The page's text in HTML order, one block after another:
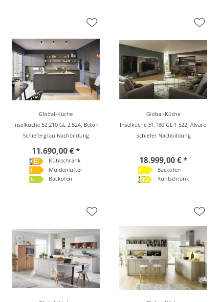
Global-Küche
Inselküche 52.210 GL 2 524, Beton
Schiefergrau Nachbildung
11.690,00 € *
Kühlschrank
Muldenlüfter
Backofen
Global-Küche
Inselküche 51.180 GL 1 522, Alvaro
Schiefer Nachbildung
18.999,00 € *
Backofen
Kühlschrank